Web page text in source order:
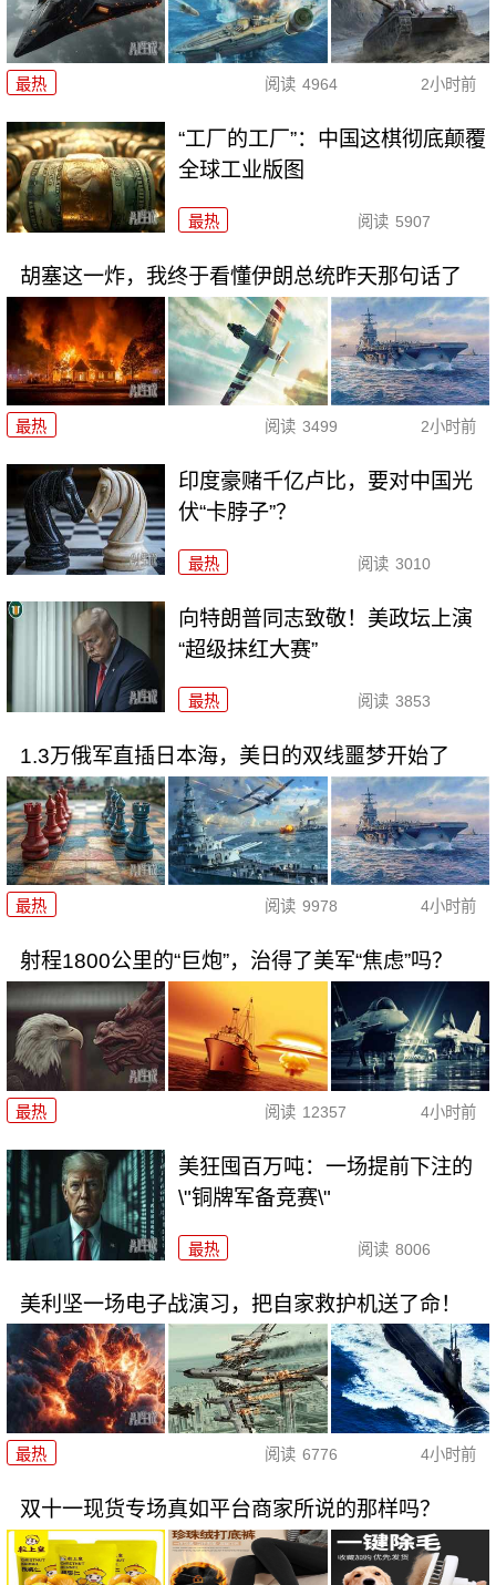
最热 阅读 4964 2小时前
“工厂的工厂”：中国这棋彻底颠覆
全球工业版图
最热 阅读 5907
胡塞这一炸，我终于看懂伊朗总统昨天那句话了
最热 阅读 3499 2小时前
印度豪赌千亿卢比，要对中国光
伏“卡脖子”？
最热 阅读 3010
向特朗普同志致敬！美政坛上演
“超级抹红大赛”
最热 阅读 3853
1.3万俄军直插日本海，美日的双线噩梦开始了
最热 阅读 9978 4小时前
射程1800公里的“巨炮”，治得了美军“焦虑”吗？
最热 阅读 12357 4小时前
美狂囤百万吨：一场提前下注的
\"铜牌军备竞赛\"
最热 阅读 8006
美利坚一场电子战演习，把自家救护机送了命！
最热 阅读 6776 4小时前
双十一现货专场真如平台商家所说的那样吗？